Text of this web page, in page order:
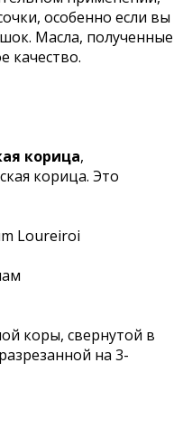
особенно если вы
Масла, полученные
качество.
корица,
корица. Это
Loureiroi
коры, свернутой в
на 3-